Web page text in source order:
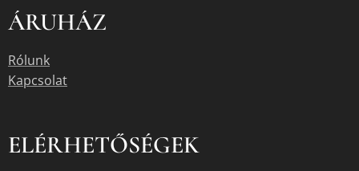
ÁRUHÁZ
Rólunk
Kapcsolat
ELÉRHETŐSÉGEK